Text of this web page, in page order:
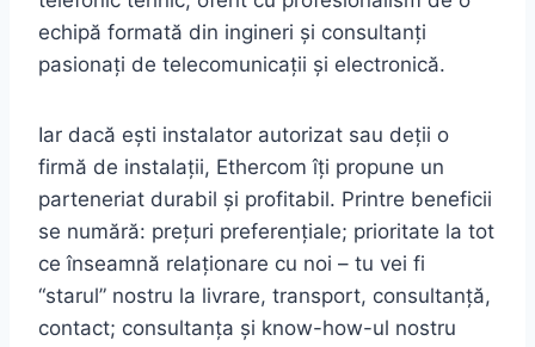
echipă formată din ingineri și consultanți
pasionați de telecomunicații și electronică.
Iar dacă ești instalator autorizat sau deții o
firmă de instalații, Ethercom îți propune un
parteneriat durabil și profitabil. Printre beneficii
se numără: prețuri preferențiale; prioritate la tot
ce înseamnă relaționare cu noi – tu vei fi
“starul” nostru la livrare, transport, consultanță,
contact; consultanța și know-how-ul nostru